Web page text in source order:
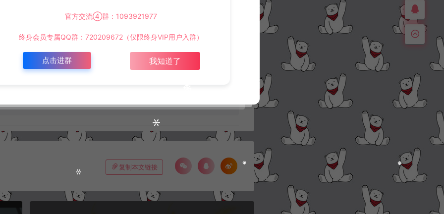
家不要用于商用！
复制本文链接
官方交流④群：1093921977
终身会员专属QQ群：720209672（仅限终身VIP用户入群）
点击进群 我知道了